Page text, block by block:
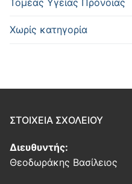
Χωρίς κατηγορία
ΣΤΟΙΧΕΙΑ ΣΧΟΛΕΙΟΥ
Διευθυντής:
Θεοδωράκης Βασίλειος